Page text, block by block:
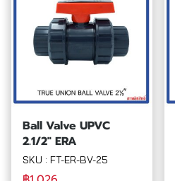
Ball Valve UPVC
2.1/2" ERA
SKU : FT-ER-BV-25